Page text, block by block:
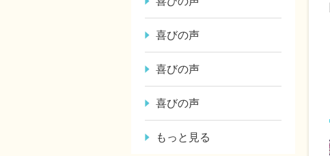
喜びの声
喜びの声
喜びの声
もっと見る